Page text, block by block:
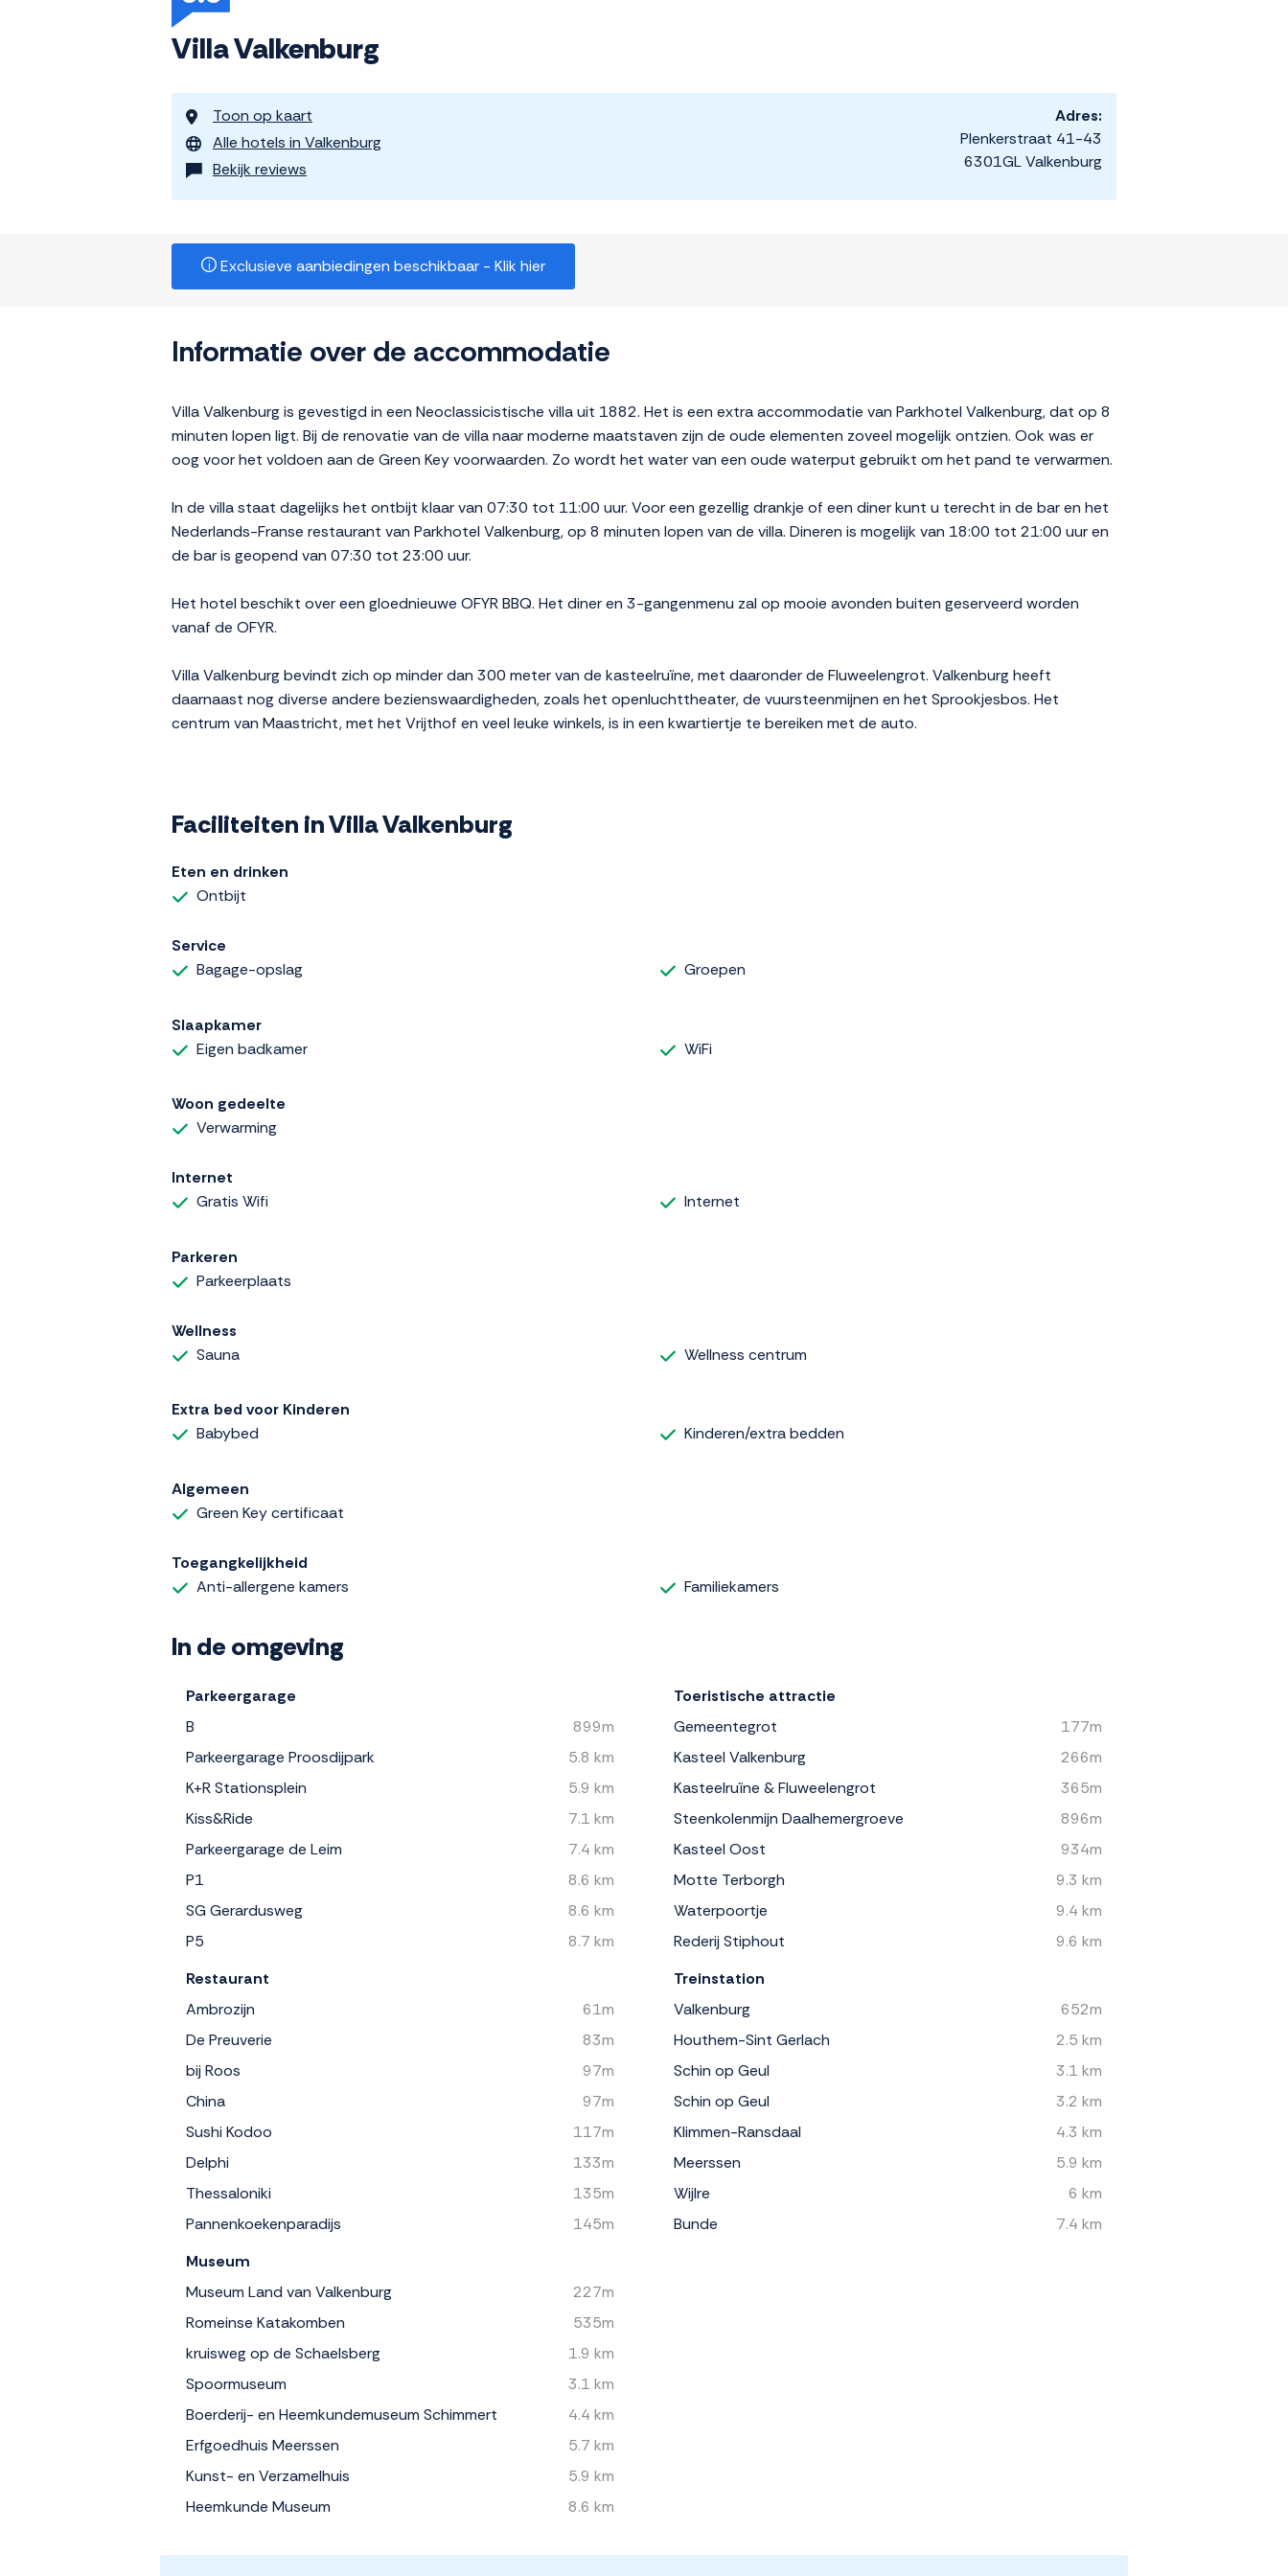
Villa Valkenburg
Toon op kaart
Alle hotels in Valkenburg
Bekijk reviews
Adres:
Plenkerstraat 41-43
6301GL Valkenburg
Exclusieve aanbiedingen beschikbaar - Klik hier
Informatie over de accommodatie
Villa Valkenburg is gevestigd in een Neoclassicistische villa uit 1882. Het is een extra accommodatie van Parkhotel Valkenburg, dat op 8
minuten lopen ligt. Bij de renovatie van de villa naar moderne maatstaven zijn de oude elementen zoveel mogelijk ontzien. Ook was er
oog voor het voldoen aan de Green Key voorwaarden. Zo wordt het water van een oude waterput gebruikt om het pand te verwarmen.
In de villa staat dagelijks het ontbijt klaar van 07:30 tot 11:00 uur. Voor een gezellig drankje of een diner kunt u terecht in de bar en het
Nederlands-Franse restaurant van Parkhotel Valkenburg, op 8 minuten lopen van de villa. Dineren is mogelijk van 18:00 tot 21:00 uur en
de bar is geopend van 07:30 tot 23:00 uur.
Het hotel beschikt over een gloednieuwe OFYR BBQ. Het diner en 3-gangenmenu zal op mooie avonden buiten geserveerd worden
vanaf de OFYR.
Villa Valkenburg bevindt zich op minder dan 300 meter van de kasteelruïne, met daaronder de Fluweelengrot. Valkenburg heeft
daarnaast nog diverse andere bezienswaardigheden, zoals het openluchttheater, de vuursteenmijnen en het Sprookjesbos. Het
centrum van Maastricht, met het Vrijthof en veel leuke winkels, is in een kwartiertje te bereiken met de auto.
Faciliteiten in Villa Valkenburg
Eten en drinken
Ontbijt
Service
Bagage-opslag
Groepen
Slaapkamer
Eigen badkamer
WiFi
Woon gedeelte
Verwarming
Internet
Gratis Wifi
Internet
Parkeren
Parkeerplaats
Wellness
Sauna
Wellness centrum
Extra bed voor Kinderen
Babybed
Kinderen/extra bedden
Algemeen
Green Key certificaat
Toegangkelijkheid
Anti-allergene kamers
Familiekamers
In de omgeving
Parkeergarage
B
899m
Parkeergarage Proosdijpark
5.8 km
K+R Stationsplein
5.9 km
Kiss&Ride
7.1 km
Parkeergarage de Leim
7.4 km
P1
8.6 km
SG Gerardusweg
8.6 km
P5
8.7 km
Restaurant
Ambrozijn
61m
De Preuverie
83m
bij Roos
97m
China
97m
Sushi Kodoo
117m
Delphi
133m
Thessaloniki
135m
Pannenkoekenparadijs
145m
Museum
Museum Land van Valkenburg
227m
Romeinse Katakomben
535m
kruisweg op de Schaelsberg
1.9 km
Spoormuseum
3.1 km
Boerderij- en Heemkundemuseum Schimmert
4.4 km
Erfgoedhuis Meerssen
5.7 km
Kunst- en Verzamelhuis
5.9 km
Heemkunde Museum
8.6 km
Toeristische attractie
Gemeentegrot
177m
Kasteel Valkenburg
266m
Kasteelruïne & Fluweelengrot
365m
Steenkolenmijn Daalhemergroeve
896m
Kasteel Oost
934m
Motte Terborgh
9.3 km
Waterpoortje
9.4 km
Rederij Stiphout
9.6 km
Treinstation
Valkenburg
652m
Houthem-Sint Gerlach
2.5 km
Schin op Geul
3.1 km
Schin op Geul
3.2 km
Klimmen-Ransdaal
4.3 km
Meerssen
5.9 km
Wijlre
6 km
Bunde
7.4 km